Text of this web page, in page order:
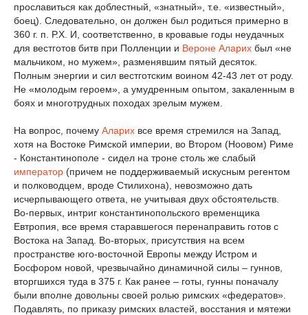
прославиться как доблестный, «знатный», т.е. «известный»,
боец). Следовательно, он должен был родиться примерно в
360 г. п. Р.Х. И, соответственно, в кровавые годы неудачных
для вестготов битв при Полленции и Вероне Аларих был «не
мальчиком, но мужем», разменявшим пятый десяток.
Полным энергии и сил вестготским воином 42-43 лет от роду.
Не «молодым героем», а умудренным опытом, закаленным в
боях и многотрудных походах зрелым мужем.
На вопрос, почему Аларих все время стремился на Запад,
хотя на Востоке Римской империи, во Втором (Ноовом) Риме
- Константинополе - сидел на троне столь же слабый
император (причем не поддерживаемый искусным регентом
и полководцем, вроде Стилихона), невозможно дать
исчерпывающего ответа, не учитывая двух обстоятельств.
Во-первых, интриг константинопольского временщика
Евтропия, все время старавшегося перенаправить готов с
Востока на Запад. Во-вторых, присутствия на всем
пространстве юго-восточной Европы между Истром и
Босфором новой, чрезвычайно динамичной силы – гуннов,
вторгшихся туда в 375 г. Как ранее – готы, гунны поначалу
были вполне довольны своей ролью римских «федератов».
Подавлять, по приказу римских властей, восстания и мятежи